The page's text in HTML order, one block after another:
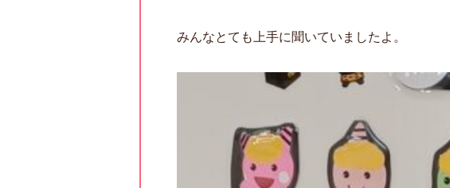
みんなとても上手に聞いていましたよ。